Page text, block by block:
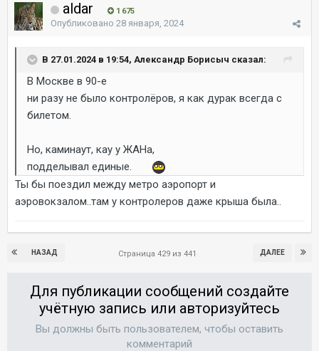
aldar 1 675
Опубликовано 28 января, 2024
В 27.01.2024 в 19:54, Александр Борисыч сказал:
В Москве в 90-е
ни разу не было контролёров, я как дурак всегда с
билетом.
Но, каминаут, кау у ЖАНа,
подделывал единые.
Ты бы поездил между метро аэропорт и
аэровокзалом..там у контролеров даже крыша была..
НАЗАД ДАЛЕЕ
Страница 429 из 441
Для публикации сообщений создайте
учётную запись или авторизуйтесь
Вы должны быть пользователем, чтобы оставить
комментарий